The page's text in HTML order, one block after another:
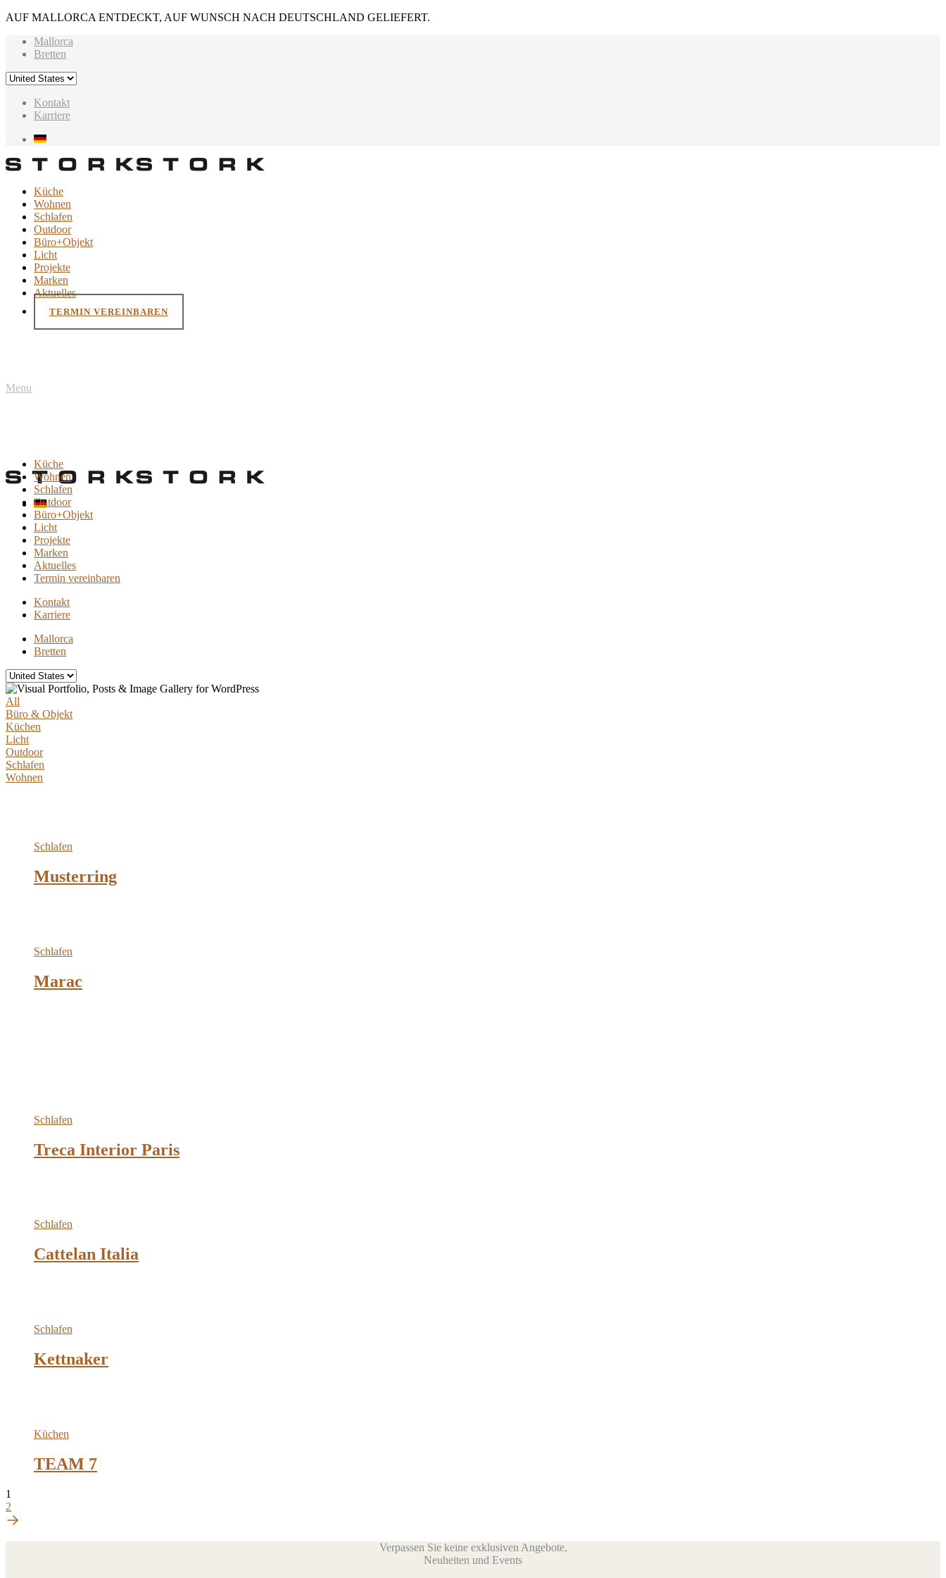
AUF MALLORCA ENTDECKT, AUF WUNSCH NACH DEUTSCHLAND GELIEFERT.
Mallorca
Bretten
Kontakt
Karriere
Küche
Wohnen
Schlafen
Outdoor
Büro+Objekt
Licht
Projekte
Marken
Aktuelles
TERMIN VEREINBAREN
Menu
Küche
Wohnen
Schlafen
Outdoor
Büro+Objekt
Licht
Projekte
Marken
Aktuelles
Termin vereinbaren
Kontakt
Karriere
Mallorca
Bretten
All
Büro & Objekt
Küchen
Licht
Outdoor
Schlafen
Wohnen
Schlafen
Musterring
Schlafen
Marac
Schlafen
Treca Interior Paris
Schlafen
Cattelan Italia
Schlafen
Kettnaker
Küchen
TEAM 7
1
2
Verpassen Sie keine exklusiven Angebote,
Neuheiten und Events